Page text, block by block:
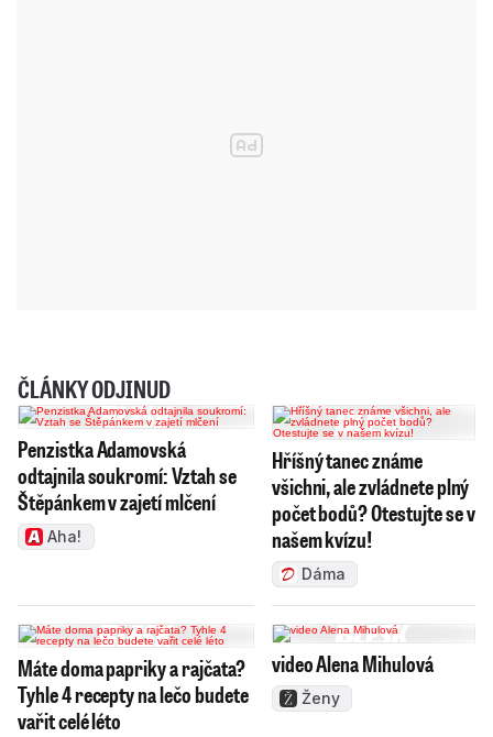
ČLÁNKY ODJINUD
Penzistka Adamovská
odtajnila soukromí: Vztah se
Štěpánkem v zajetí mlčení
Aha!
Hříšný tanec známe
všichni, ale zvládnete plný
počet bodů? Otestujte se v
našem kvízu!
Dáma
Máte doma papriky a rajčata?
Tyhle 4 recepty na lečo budete
vařit celé léto
video Alena Mihulová
Ženy